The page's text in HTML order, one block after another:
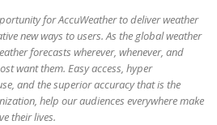
for AccuWeather to deliver weather
new ways to users. As the global weather
forecasts wherever, whenever, and
want them. Easy access, hyper
and the superior accuracy that is the
help our audiences everywhere make
their lives.